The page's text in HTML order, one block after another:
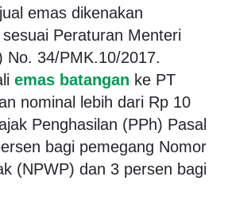
emas dikenakan
sesuai Peraturan Menteri
No. 34/PMK.10/2017.
emas batangan ke PT
nominal lebih dari Rp 10
Penghasilan (PPh) Pasal
bagi pemegang Nomor
(NPWP) dan 3 persen bagi